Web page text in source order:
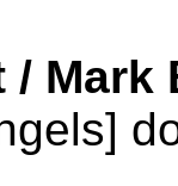
/ Mark